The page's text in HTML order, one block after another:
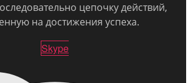
цепочку действий,
на достижения успеха.
Skype